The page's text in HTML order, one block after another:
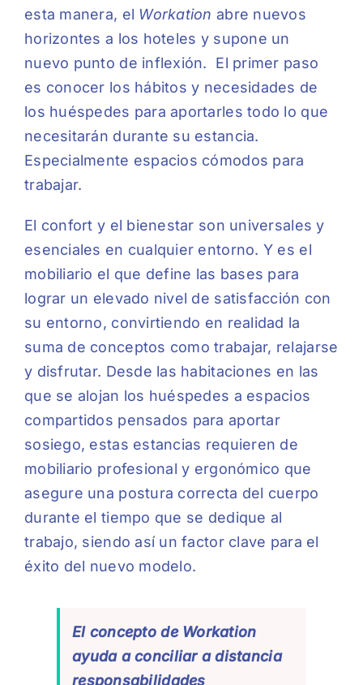
esta manera, el Workation abre nuevos
horizontes a los hoteles y supone un
nuevo punto de inflexión. El primer paso
es conocer los hábitos y necesidades de
los huéspedes para aportarles todo lo que
necesitarán durante su estancia.
Especialmente espacios cómodos para
trabajar.
El confort y el bienestar son universales y
esenciales en cualquier entorno. Y es el
mobiliario el que define las bases para
lograr un elevado nivel de satisfacción con
su entorno, convirtiendo en realidad la
suma de conceptos como trabajar, relajarse
y disfrutar. Desde las habitaciones en las
que se alojan los huéspedes a espacios
compartidos pensados para aportar
sosiego, estas estancias requieren de
mobiliario profesional y ergonómico que
asegure una postura correcta del cuerpo
durante el tiempo que se dedique al
trabajo, siendo así un factor clave para el
éxito del nuevo modelo.
El concepto de Workation
ayuda a conciliar a distancia
responsabilidades